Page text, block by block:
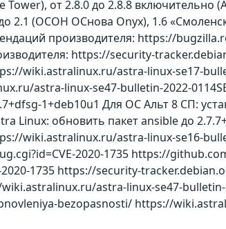
Tower), от 2.8.0 до 2.8.8 включительно
2.1 (ОСОН ОСнова Оnyx), 1.6
производителя: https://
https://security-
wiki.astralinux.ru/astra-linux-se17-
astra-linux-se47-bulletin-2022-
1+deb10u1 Для ОС Альт 8 СП:
Linux: обновить пакет ansible до
wiki.astralinux.ru/astra-linux-se16-
2020-1735 https://
1735 https://security-
wiki.astralinux.ru/astra-linux-se47-
bezopasnosti/ https://